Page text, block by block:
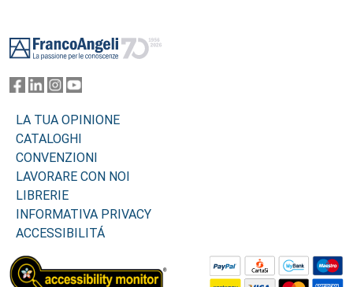
LA TUA OPINIONE
CATALOGHI
CONVENZIONI
LAVORARE CON NOI
LIBRERIE
INFORMATIVA PRIVACY
ACCESSIBILITÁ